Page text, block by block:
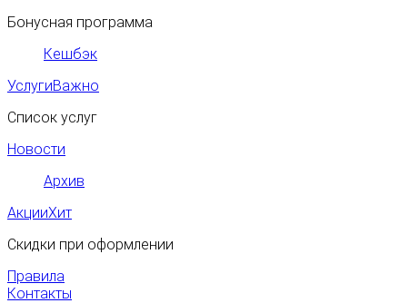
Бонусная программа
Кешбэк
УслугиВажно
Список услуг
Новости
Архив
АкцииХит
Скидки при оформлении
Правила
Контакты